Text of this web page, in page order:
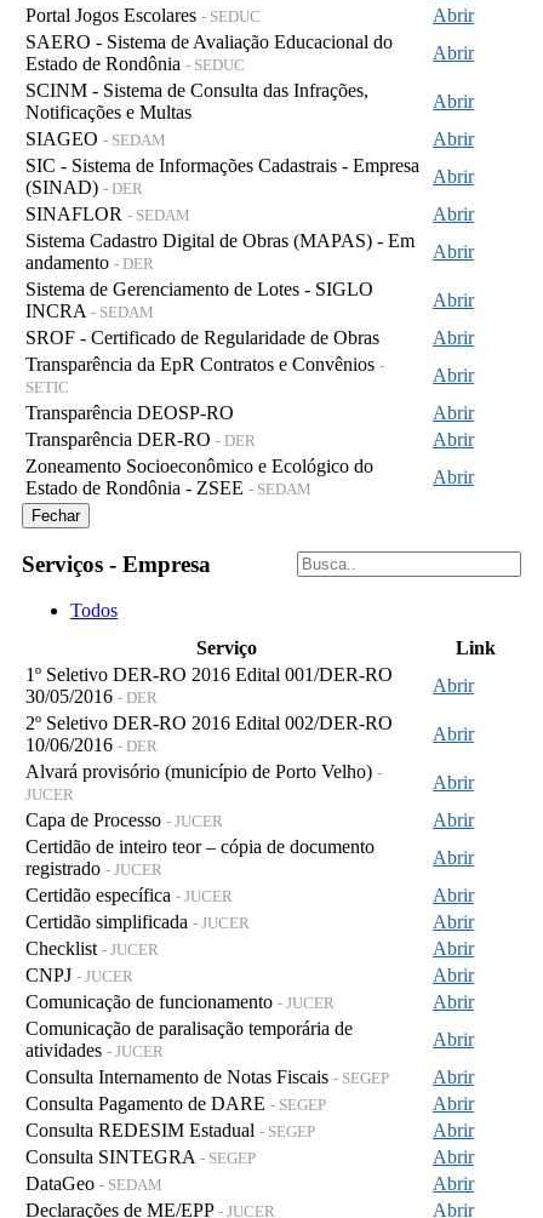
Portal Jogos Escolares - SEDUC
Abrir
SAERO - Sistema de Avaliação Educacional do
Estado de Rondônia - SEDUC
Abrir
SCINM - Sistema de Consulta das Infrações,
Notificações e Multas
Abrir
SIAGEO - SEDAM
Abrir
SIC - Sistema de Informações Cadastrais - Empresa
(SINAD) - DER
Abrir
SINAFLOR - SEDAM
Abrir
Sistema Cadastro Digital de Obras (MAPAS) - Em
andamento - DER
Abrir
Sistema de Gerenciamento de Lotes - SIGLO
INCRA - SEDAM
Abrir
SROF - Certificado de Regularidade de Obras
Abrir
Transparência da EpR Contratos e Convênios -
SETIC
Abrir
Transparência DEOSP-RO
Abrir
Transparência DER-RO - DER
Abrir
Zoneamento Socioeconômico e Ecológico do
Estado de Rondônia - ZSEE - SEDAM
Abrir
Fechar
Serviços - Empresa
Todos
Serviço
Link
1º Seletivo DER-RO 2016 Edital 001/DER-RO
30/05/2016 - DER
Abrir
2º Seletivo DER-RO 2016 Edital 002/DER-RO
10/06/2016 - DER
Abrir
Alvará provisório (município de Porto Velho) -
JUCER
Abrir
Capa de Processo - JUCER
Abrir
Certidão de inteiro teor – cópia de documento
registrado - JUCER
Abrir
Certidão específica - JUCER
Abrir
Certidão simplificada - JUCER
Abrir
Checklist - JUCER
Abrir
CNPJ - JUCER
Abrir
Comunicação de funcionamento - JUCER
Abrir
Comunicação de paralisação temporária de
atividades - JUCER
Abrir
Consulta Internamento de Notas Fiscais - SEGEP
Abrir
Consulta Pagamento de DARE - SEGEP
Abrir
Consulta REDESIM Estadual - SEGEP
Abrir
Consulta SINTEGRA - SEGEP
Abrir
DataGeo - SEDAM
Abrir
Declarações de ME/EPP - JUCER Abrir